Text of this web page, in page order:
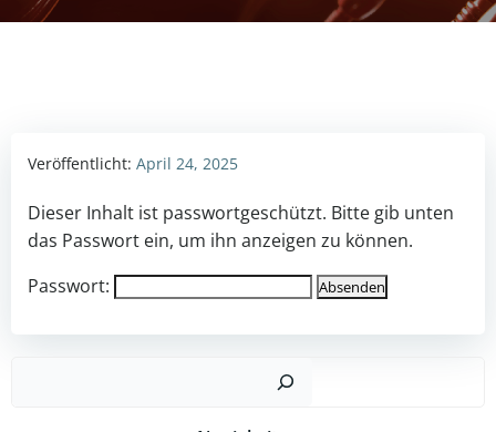
Veröffentlicht: April 24, 2025
Dieser Inhalt ist pass­wort­ge­schützt. Bitte gib unten
das Pass­wort ein, um ihn anzeigen zu können.
Pass­wort: